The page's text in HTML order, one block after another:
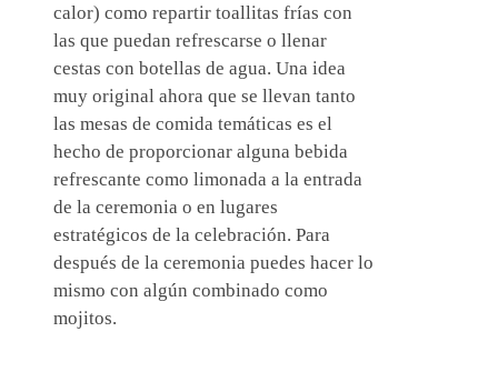
calor) como repartir toallitas frías con
las que puedan refrescarse o llenar
cestas con botellas de agua. Una idea
muy original ahora que se llevan tanto
las mesas de comida temáticas es el
hecho de proporcionar alguna bebida
refrescante como limonada a la entrada
de la ceremonia o en lugares
estratégicos de la celebración. Para
después de la ceremonia puedes hacer lo
mismo con algún combinado como
mojitos.